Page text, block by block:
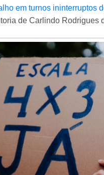
em turnos ininterruptos
de Carlindo Rodrigues